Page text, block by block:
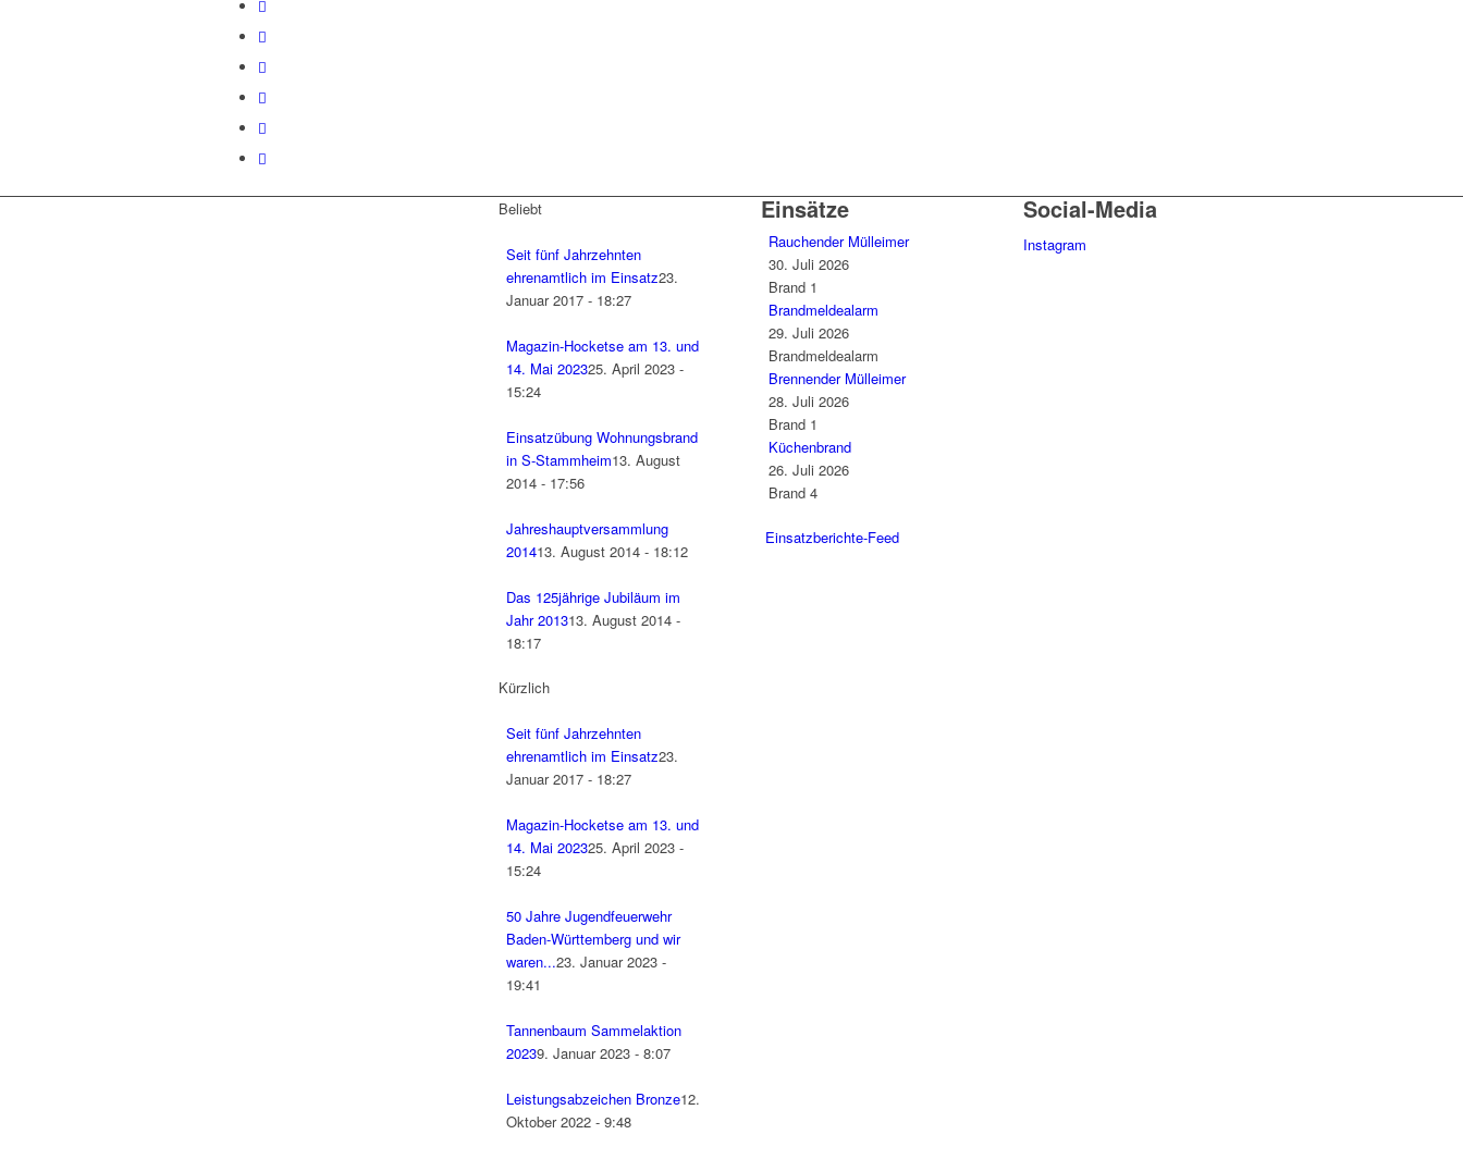
Beliebt
Seit fünf Jahrzehnten
ehrenamtlich im Einsatz23.
Januar 2017 - 18:27
Magazin-Hocketse am 13. und
14. Mai 202325. April 2023 -
15:24
Einsatzübung Wohnungsbrand
in S-Stammheim13. August
2014 - 17:56
Jahreshauptversammlung
201413. August 2014 - 18:12
Das 125jährige Jubiläum im
Jahr 201313. August 2014 -
18:17
Kürzlich
Seit fünf Jahrzehnten
ehrenamtlich im Einsatz23.
Januar 2017 - 18:27
Magazin-Hocketse am 13. und
14. Mai 202325. April 2023 -
15:24
50 Jahre Jugendfeuerwehr
Baden-Württemberg und wir
waren...23. Januar 2023 -
19:41
Tannenbaum Sammelaktion
20239. Januar 2023 - 8:07
Leistungsabzeichen Bronze12.
Oktober 2022 - 9:48
Einsätze
Rauchender Mülleimer
30. Juli 2026
Brand 1
Brandmeldealarm
29. Juli 2026
Brandmeldealarm
Brennender Mülleimer
28. Juli 2026
Brand 1
Küchenbrand
26. Juli 2026
Brand 4
Einsatzberichte-Feed
Social-Media
Instagram